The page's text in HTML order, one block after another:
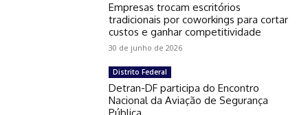
Empresas trocam escritórios
tradicionais por coworkings para cortar
custos e ganhar competitividade
30 de junho de 2026
Distrito Federal
Detran-DF participa do Encontro
Nacional da Aviação de Segurança